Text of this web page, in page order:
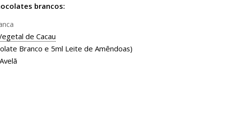
brancos:
de Cacau
Branco e 5ml Leite de Amêndoas)